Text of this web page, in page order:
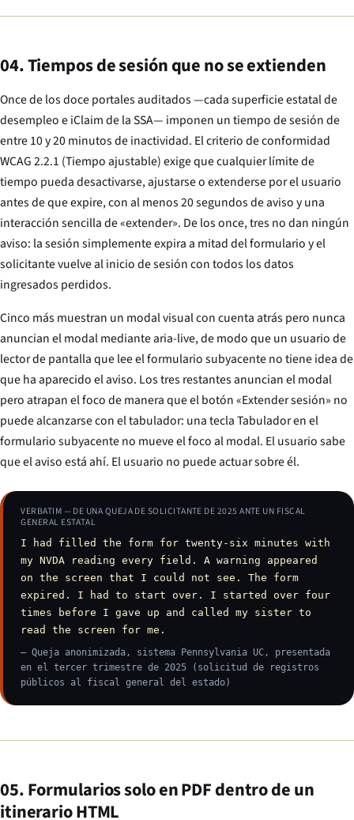
04. Tiempos de sesión que no se extienden
Once de los doce portales auditados —cada superficie estatal de
desempleo e iClaim de la SSA— imponen un tiempo de sesión de
entre 10 y 20 minutos de inactividad. El criterio de conformidad
WCAG 2.2.1 (Tiempo ajustable) exige que cualquier límite de
tiempo pueda desactivarse, ajustarse o extenderse por el usuario
antes de que expire, con al menos 20 segundos de aviso y una
interacción sencilla de «extender». De los once, tres no dan ningún
aviso: la sesión simplemente expira a mitad del formulario y el
solicitante vuelve al inicio de sesión con todos los datos
ingresados perdidos.
Cinco más muestran un modal visual con cuenta atrás pero nunca
anuncian el modal mediante aria-live, de modo que un usuario de
lector de pantalla que lee el formulario subyacente no tiene idea de
que ha aparecido el aviso. Los tres restantes anuncian el modal
pero atrapan el foco de manera que el botón «Extender sesión» no
puede alcanzarse con el tabulador: una tecla Tabulador en el
formulario subyacente no mueve el foco al modal. El usuario sabe
que el aviso está ahí. El usuario no puede actuar sobre él.
VERBATIM — DE UNA QUEJA DE SOLICITANTE DE 2025 ANTE UN FISCAL
GENERAL ESTATAL
I had filled the form for twenty-six minutes with
my NVDA reading every field. A warning appeared
on the screen that I could not see. The form
expired. I had to start over. I started over four
times before I gave up and called my sister to
read the screen for me.
— Queja anonimizada, sistema Pennsylvania UC, presentada
en el tercer trimestre de 2025 (solicitud de registros
públicos al fiscal general del estado)
05. Formularios solo en PDF dentro de un
itinerario HTML